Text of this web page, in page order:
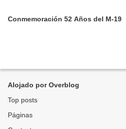
Conmemoración 52 Años del M-19
Alojado por Overblog
Top posts
Páginas